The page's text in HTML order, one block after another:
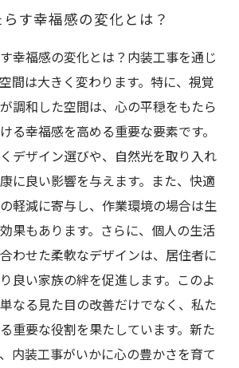
す幸福感の変化とは？
幸福感の変化とは？内装工事を通じ
間は大きく変わります。特に、視覚
調和した空間は、心の平穏をもたら
る幸福感を高める重要な要素です。
デザイン選びや、自然光を取り入れ
に良い影響を与えます。また、快適
軽減に寄与し、作業環境の場合は生
果もあります。さらに、個人の生活
わせた柔軟なデザインは、居住者に
良い家族の絆を促進します。このよ
なる見た目の改善だけでなく、私た
重要な役割を果たしています。新た
内装工事がいかに心の豊かさを育て